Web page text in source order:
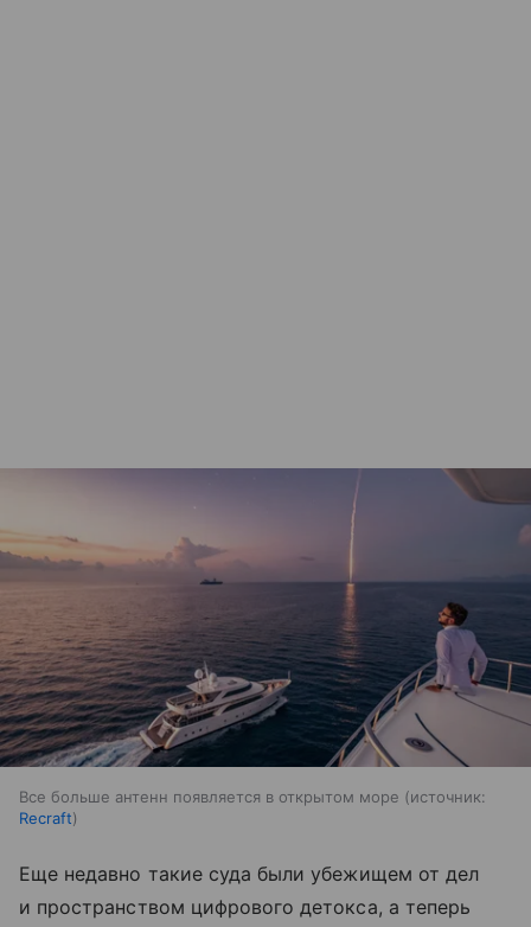
Все больше антенн появляется в открытом море
источник:
Recraft
Еще недавно такие суда были убежищем от дел
и пространством цифрового детокса, а теперь